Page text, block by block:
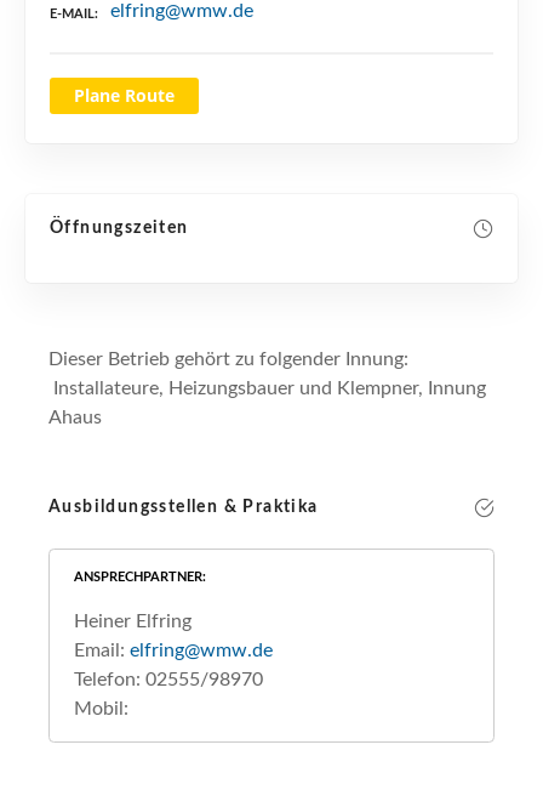
E-MAIL elfring@wmw.de
Plane Route
Öffnungszeiten
Dieser Betrieb gehört zu folgender Innung:
Installateure, Heizungsbauer und Klempner, Innung
Ahaus
Ausbildungsstellen & Praktika
ANSPRECHPARTNER
Heiner Elfring
Email: elfring@wmw.de
Telefon: 02555/98970
Mobil: